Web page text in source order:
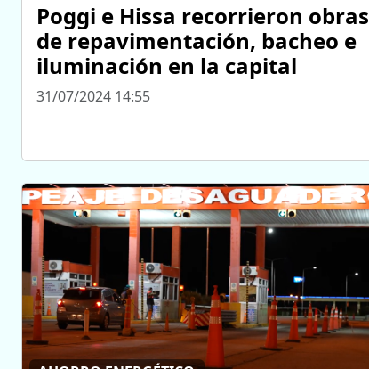
Poggi e Hissa recorrieron obras
de repavimentación, bacheo e
iluminación en la capital
31/07/2024 14:55